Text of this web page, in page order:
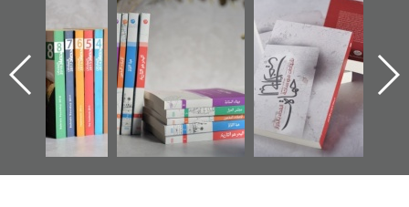
تصنيف موضوعي
للوثائق البريطانية
يقدمه «مركز أوال»
في سلسلة من 5
كتب
"مرآة البحرين"
تصدر حصاد
جديدة لمعتقل
عسكري تصدر
«مرآة البحرين»